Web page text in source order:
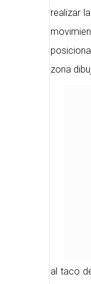
realizar
zona
al taco